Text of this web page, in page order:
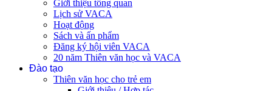
Giới thiệu tổng quan
Lịch sử VACA
Hoạt động
Sách và ấn phẩm
Đăng ký hội viên VACA
20 năm Thiên văn học và VACA
Đào tạo
Thiên văn học cho trẻ em